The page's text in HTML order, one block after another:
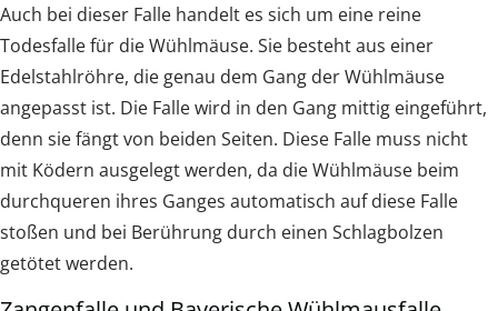
Auch bei dieser Falle handelt es sich um eine reine
Todesfalle für die Wühlmäuse. Sie besteht aus einer
Edelstahlröhre, die genau dem Gang der Wühlmäuse
angepasst ist. Die Falle wird in den Gang mittig eingeführt,
denn sie fängt von beiden Seiten. Diese Falle muss nicht
mit Ködern ausgelegt werden, da die Wühlmäuse beim
durchqueren ihres Ganges automatisch auf diese Falle
stoßen und bei Berührung durch einen Schlagbolzen
getötet werden.